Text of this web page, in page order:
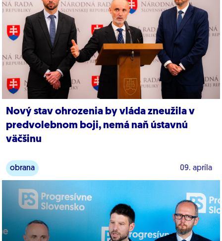
Nový stav ohrozenia by vláda zneužila v
predvolebnom boji, nemá naň ústavnú
väčšinu
obrana 09. apríla